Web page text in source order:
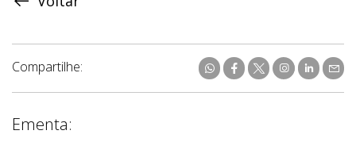
Compartilhe:
Ementa: